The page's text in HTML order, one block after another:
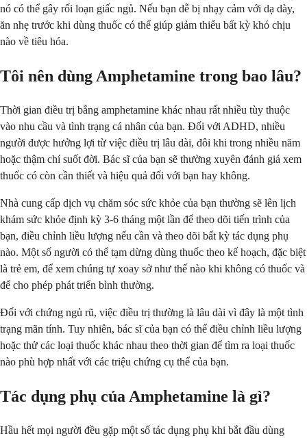
nó có thể gây rối loạn giấc ngủ. Nếu bạn dễ bị nhạy cảm với dạ dày,
ăn nhẹ trước khi dùng thuốc có thể giúp giảm thiểu bất kỳ khó chịu
nào về tiêu hóa.
Tôi nên dùng Amphetamine trong bao lâu?
Thời gian điều trị bằng amphetamine khác nhau rất nhiều tùy thuộc
vào nhu cầu và tình trạng cá nhân của bạn. Đối với ADHD, nhiều
người được hưởng lợi từ việc điều trị lâu dài, đôi khi trong nhiều năm
hoặc thậm chí suốt đời. Bác sĩ của bạn sẽ thường xuyên đánh giá xem
thuốc có còn cần thiết và hiệu quả đối với bạn hay không.
Nhà cung cấp dịch vụ chăm sóc sức khỏe của bạn thường sẽ lên lịch
khám sức khỏe định kỳ 3-6 tháng một lần để theo dõi tiến trình của
bạn, điều chỉnh liều lượng nếu cần và theo dõi bất kỳ tác dụng phụ
nào. Một số người có thể tạm dừng dùng thuốc theo kế hoạch, đặc biệt
là trẻ em, để xem chúng tự xoay sở như thế nào khi không có thuốc và
để cho phép phát triển bình thường.
Đối với chứng ngủ rũ, việc điều trị thường là lâu dài vì đây là một tình
trạng mãn tính. Tuy nhiên, bác sĩ của bạn có thể điều chỉnh liều lượng
hoặc thử các loại thuốc khác nhau theo thời gian để tìm ra loại thuốc
nào phù hợp nhất với các triệu chứng cụ thể của bạn.
Tác dụng phụ của Amphetamine là gì?
Hầu hết mọi người đều gặp một số tác dụng phụ khi bắt đầu dùng